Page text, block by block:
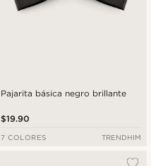
Pajarita básica negro brillante
$19.90
7 COLORES TRENDHIM